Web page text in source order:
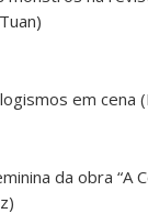
em cena
da obra “A